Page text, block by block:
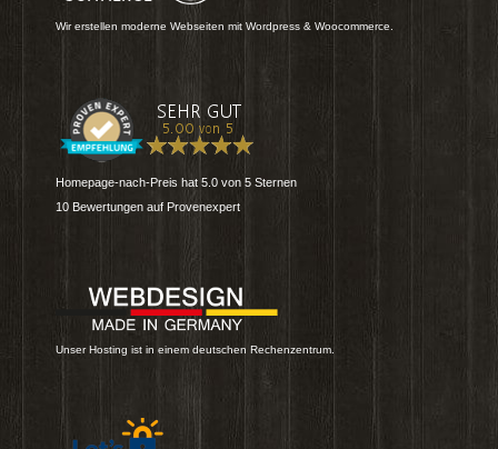
Wir erstellen moderne Webseiten mit Wordpress & Woocommerce.
Homepage-nach-Preis hat 5.0 von 5 Sternen
10 Bewertungen auf Provenexpert
Unser Hosting ist in einem deutschen Rechenzentrum.